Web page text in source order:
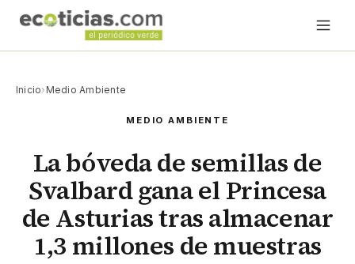
Inicio› Medio Ambiente
MEDIO AMBIENTE
La bóveda de semillas de
Svalbard gana el Princesa
de Asturias tras almacenar
1,3 millones de muestras